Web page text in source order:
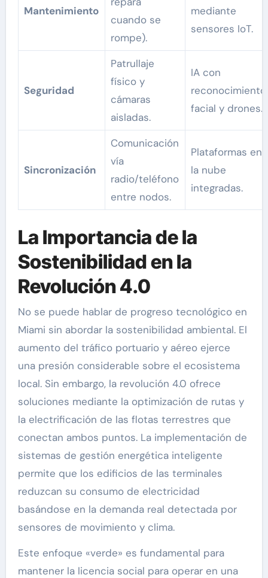
Mantenimiento
cuando se
rompe).
mediante
sensores IoT.
Seguridad
Patrullaje
físico y
cámaras
aisladas.
IA con
reconocimiento
facial y drones.
Sincronización
Comunicación
vía
radio/teléfono
entre nodos.
Plataformas en
la nube
integradas.
La Importancia de la
Sostenibilidad en la
Revolución 4.0
No se puede hablar de progreso tecnológico en
Miami sin abordar la sostenibilidad ambiental. El
aumento del tráfico portuario y aéreo ejerce
una presión considerable sobre el ecosistema
local. Sin embargo, la revolución 4.0 ofrece
soluciones mediante la optimización de rutas y
la electrificación de las flotas terrestres que
conectan ambos puntos. La implementación de
sistemas de gestión energética inteligente
permite que los edificios de las terminales
reduzcan su consumo de electricidad
basándose en la demanda real detectada por
sensores de movimiento y clima.
Este enfoque «verde» es fundamental para
mantener la licencia social para operar en una